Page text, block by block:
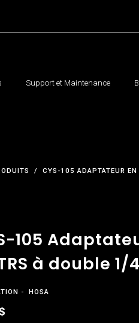
Support et Maintenance
CYS-105 ADAPTATEUR
105
à double 1/
HOSA